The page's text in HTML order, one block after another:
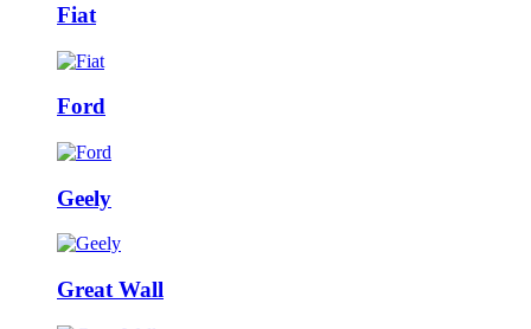
Fiat
Ford
Geely
Great Wall